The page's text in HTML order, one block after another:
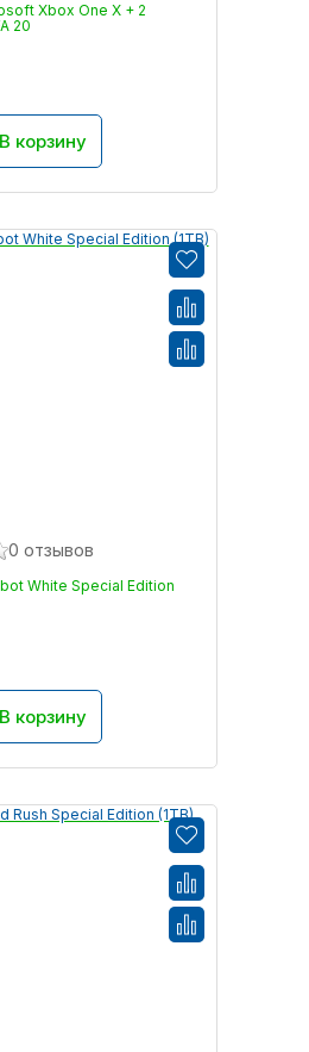
Xbox One X + 2
20
В корзину
0 отзывов
White Special Edition
В корзину